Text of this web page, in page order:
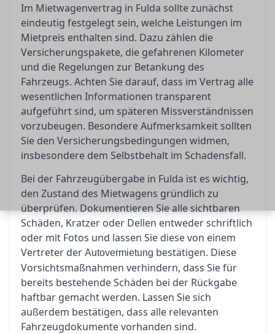
Im Mietwagenvertrag in Fulda sollte zunächst
eindeutig festgelegt sein, welche Leistungen im
Mietpreis enthalten sind. Dazu zählen die
Versicherungspakete, die gefahrenen Kilometer
und die Regelungen zur Betankung des
Fahrzeugs. Achten Sie darauf, dass im Vertrag alle
wesentlichen Informationen transparent
aufgeführt sind, um späteren Missverständnissen
vorzubeugen. Besondere Aufmerksamkeit sollten
Sie den Versicherungsbedingungen widmen,
insbesondere dem Selbstbehalt im Schadensfall.
Bei der Fahrzeugübergabe in Fulda ist es wichtig,
den Zustand des Mietwagens gründlich zu
überprüfen. Dokumentieren Sie alle sichtbaren
Schäden, Kratzer oder Dellen entweder schriftlich
oder mit Fotos und lassen Sie diese von einem
Vertreter der Autovermietung bestätigen. Diese
Vorsichtsmaßnahmen verhindern, dass Sie für
bereits bestehende Schäden bei der Rückgabe
haftbar gemacht werden. Lassen Sie sich
außerdem bestätigen, dass alle relevanten
Fahrzeugdokumente vorhanden sind.